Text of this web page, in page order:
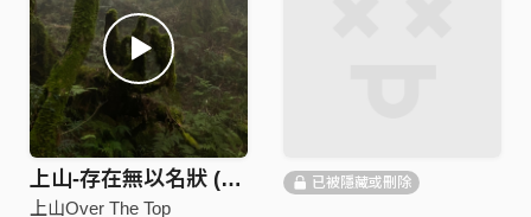
上山-存在無以名狀 (Natural Ver.)
上山Over The Top
已被隱藏或刪除